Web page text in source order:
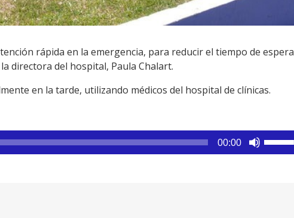
rápida en la emergencia, para reducir el tiempo de espera
directora del hospital, Paula Chalart.
en la tarde, utilizando médicos del hospital de clínicas.
00:00